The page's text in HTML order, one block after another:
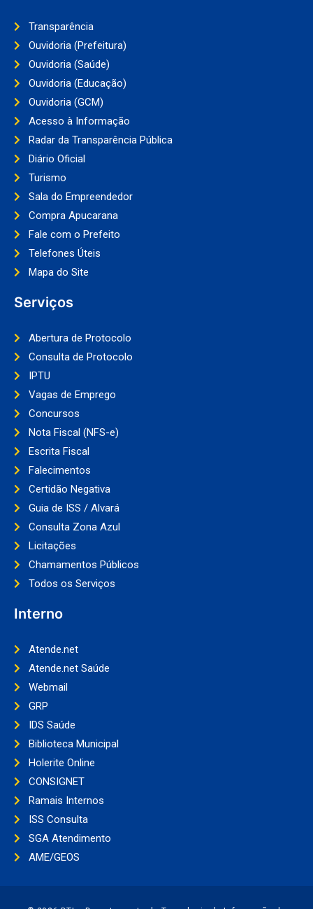
Transparência
Ouvidoria (Prefeitura)
Ouvidoria (Saúde)
Ouvidoria (Educação)
Ouvidoria (GCM)
Acesso à Informação
Radar da Transparência Pública
Diário Oficial
Turismo
Sala do Empreendedor
Compra Apucarana
Fale com o Prefeito
Telefones Úteis
Mapa do Site
Serviços
Abertura de Protocolo
Consulta de Protocolo
IPTU
Vagas de Emprego
Concursos
Nota Fiscal (NFS-e)
Escrita Fiscal
Falecimentos
Certidão Negativa
Guia de ISS / Alvará
Consulta Zona Azul
Licitações
Chamamentos Públicos
Todos os Serviços
Interno
Atende.net
Atende.net Saúde
Webmail
GRP
IDS Saúde
Biblioteca Municipal
Holerite Online
CONSIGNET
Ramais Internos
ISS Consulta
SGA Atendimento
AME/GEOS